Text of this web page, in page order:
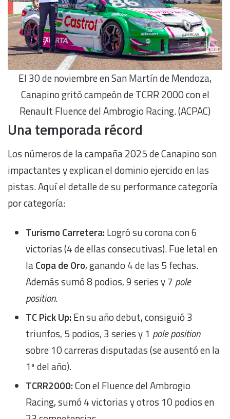
El 30 de noviembre en San Martín de Mendoza,
Canapino gritó campeón de TCRR 2000 con el
Renault Fluence del Ambrogio Racing. (ACPAC)
Una temporada récord
Los números de la campaña 2025 de Canapino son
impactantes y explican el dominio ejercido en las
pistas. Aquí el detalle de su performance categoría
por categoría:
Turismo Carretera: Logró su corona con 6
victorias (4 de ellas consecutivas). Fue letal en
laCopa de Oro, ganando 4 de las 5 fechas.
Además sumó 8 podios, 9 series y 7 pole
position.
TC Pick Up: En su año debut, consiguió 3
triunfos, 5 podios, 3 series y 1 pole position
sobre 10 carreras disputadas (se ausentó en la
1ª del año).
TCRR2000:Con el Fluence del Ambrogio
Racing, sumó 4 victorias y otros 10 podios en